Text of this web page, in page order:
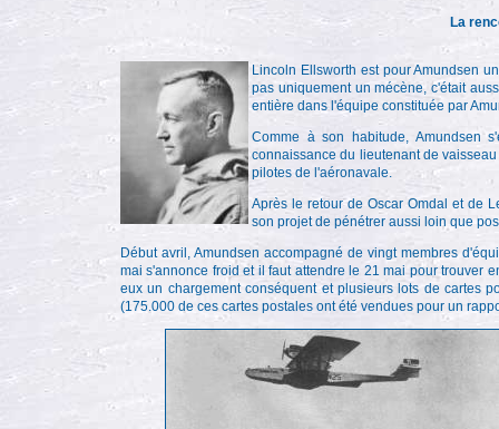
La
Lincoln Ellsworth est pour Amundsen
pas uniquement un mécène, c'était
entière dans l'équipe constituée par
Comme à son habitude, Amundsen
connaissance du lieutenant de
pilotes de l'aéronavale.
Après le retour de Oscar Omdal et de
son projet de pénétrer aussi loin que
Début avril, Amundsen accompagné de vingt membres
mai s'annonce froid et il faut attendre le 21 mai pour trouver
eux un chargement conséquent et plusieurs lots de cartes
(175.000 de ces cartes postales ont été vendues pour un